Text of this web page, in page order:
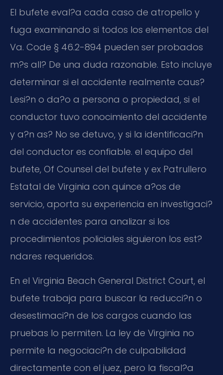
El bufete eval?a cada caso de atropello y
fuga examinando si todos los elementos del
Va. Code § 46.2-894 pueden ser probados
m?s all? De una duda razonable. Esto incluye
determinar si el accidente realmente caus?
Lesi?n o da?o a persona o propiedad, si el
conductor tuvo conocimiento del accidente
y a?n as? No se detuvo, y si la identificaci?n
del conductor es confiable. el equipo del
bufete, Of Counsel del bufete y ex Patrullero
Estatal de Virginia con quince a?os de
servicio, aporta su experiencia en investigaci?
n de accidentes para analizar si los
procedimientos policiales siguieron los est?
ndares requeridos.
En el Virginia Beach General District Court, el
bufete trabaja para buscar la reducci?n o
desestimaci?n de los cargos cuando las
pruebas lo permiten. La ley de Virginia no
permite la negociaci?n de culpabilidad
directamente con el juez, pero la fiscal?a